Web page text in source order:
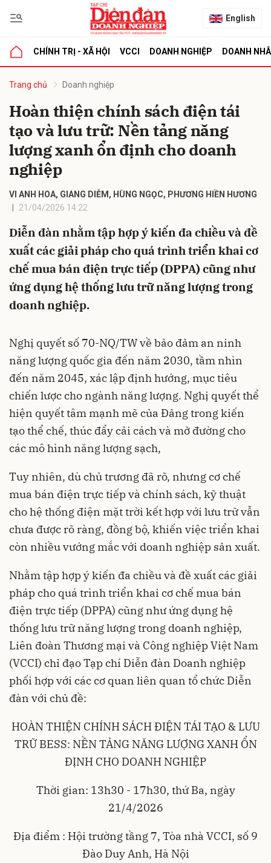
English
CHÍNH TRỊ - XÃ HỘI VCCI DOANH NGHIỆP DOANH
Trang chủ Doanh nghiệp
Hoàn thiện chính sách điện tái
tạo và lưu trữ: Nền tảng năng
lượng xanh ổn định cho doanh
nghiệp
VI ANH HOA, GIANG DIỄM, HÙNG NGỌC, PHƯƠNG HIỀN HƯƠNG
21/04/2026 14:22
Diễn đàn nhằm tập hợp ý kiến đa chiều và đề
xuất các giải pháp cho quá trình triển khai cơ
chế mua bán điện trực tiếp (DPPA) cũng như
ứng dụng hệ thống lưu trữ năng lượng trong
doanh nghiệp.
Nghị quyết số 70-NQ/TW về bảo đảm an ninh
năng lượng quốc gia đến năm 2030, tầm nhìn
đến năm 2045, xác lập định hướng, mục tiêu
chiến lược cho ngành năng lượng. Nghị quyết thể
hiện quyết tâm mạnh mẽ của Đảng trong kiến
tạo thể chế, thúc đẩy cải cách và mở đường cho
các mô hình năng lượng sạch,
Tuy nhiên, dù chủ trương đã rõ, nhưng cơ chế
mua bán điện trực tiếp và chính sách, kỹ thuật
cho hệ thống điện mặt trời kết hợp với lưu trữ vẫn
chưa được rõ ràng, đồng bộ, khiến việc triển khai
còn nhiều vướng mắc với doanh nghiệp sản xuất.
Nhằm tập hợp ý kiến đa chiều và đề xuất các giải
pháp cho quá trình triển khai cơ chế mua bán
điện trực tiếp (DPPA) cũng như ứng dụng hệ
thống lưu trữ năng lượng trong doanh nghiệp,
Liên đoàn Thương mại và Công nghiệp Việt Nam
(VCCI) chỉ đạo Tạp chí Diễn đàn Doanh nghiệp
phối hợp với các cơ quan liên quan tổ chức Diễn
đàn với chủ đề:
HOÀN THIỆN CHÍNH SÁCH ĐIỆN TÁI TẠO & LƯU
TRỮ BESS: NỀN TẢNG NĂNG LƯỢNG XANH ỔN
ĐỊNH CHO DOANH NGHIỆP
Thời gian: 13h30 - 17h30, thứ Ba, ngày
21/4/2026
Địa điểm : Hội trường tầng 7, Tòa nhà VCCI, số 9
Đào Duy Anh, Hà Nội
luận